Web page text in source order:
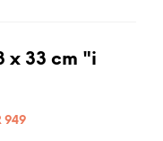
x 33 cm "i
949